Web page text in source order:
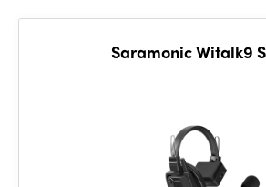
Saramonic Witalk9